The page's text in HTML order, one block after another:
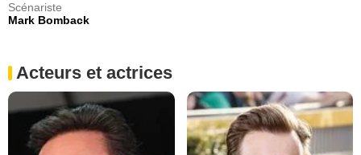
Scénariste
Mark Bomback
Acteurs et actrices